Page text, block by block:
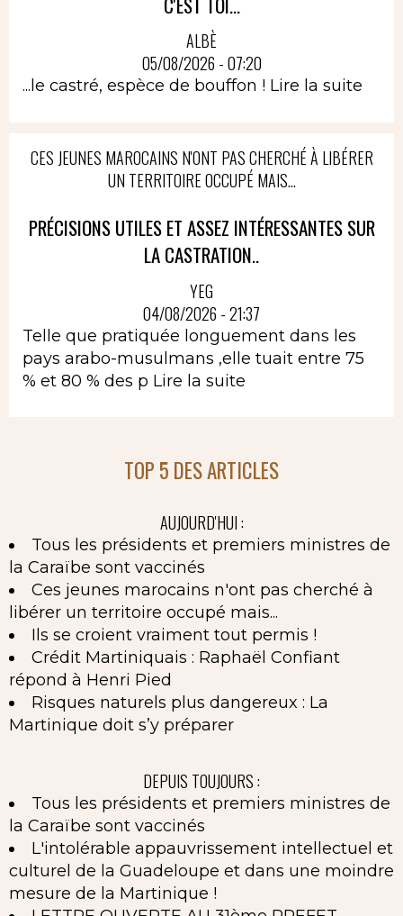
ALBÈ
05/08/2026 - 07:20
...le castré, espèce de bouffon ! Lire la suite
CES JEUNES MAROCAINS N'ONT PAS CHERCHÉ À LIBÉRER
UN TERRITOIRE OCCUPÉ MAIS...
PRÉCISIONS UTILES ET ASSEZ INTÉRESSANTES SUR
LA CASTRATION..
YEG
04/08/2026 - 21:37
Telle que pratiquée longuement dans les
pays arabo-musulmans ,elle tuait entre 75
% et 80 % des p Lire la suite
TOP 5 DES ARTICLES
AUJOURD'HUI :
Tous les présidents et premiers ministres de
la Caraïbe sont vaccinés
Ces jeunes marocains n'ont pas cherché à
libérer un territoire occupé mais...
Ils se croient vraiment tout permis !
Crédit Martiniquais : Raphaël Confiant
répond à Henri Pied
Risques naturels plus dangereux : La
Martinique doit s’y préparer
DEPUIS TOUJOURS :
Tous les présidents et premiers ministres de
la Caraïbe sont vaccinés
L'intolérable appauvrissement intellectuel et
culturel de la Guadeloupe et dans une moindre
mesure de la Martinique !